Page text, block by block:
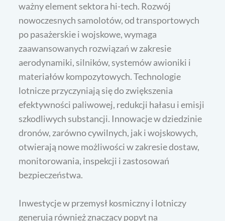
ważny element sektora hi-tech. Rozwój
nowoczesnych samolotów, od transportowych
po pasażerskie i wojskowe, wymaga
zaawansowanych rozwiązań w zakresie
aerodynamiki, silników, systemów awioniki i
materiałów kompozytowych. Technologie
lotnicze przyczyniają się do zwiększenia
efektywności paliwowej, redukcji hałasu i emisji
szkodliwych substancji. Innowacje w dziedzinie
dronów, zarówno cywilnych, jak i wojskowych,
otwierają nowe możliwości w zakresie dostaw,
monitorowania, inspekcji i zastosowań
bezpieczeństwa.
Inwestycje w przemysł kosmiczny i lotniczy
generują również znaczący popyt na